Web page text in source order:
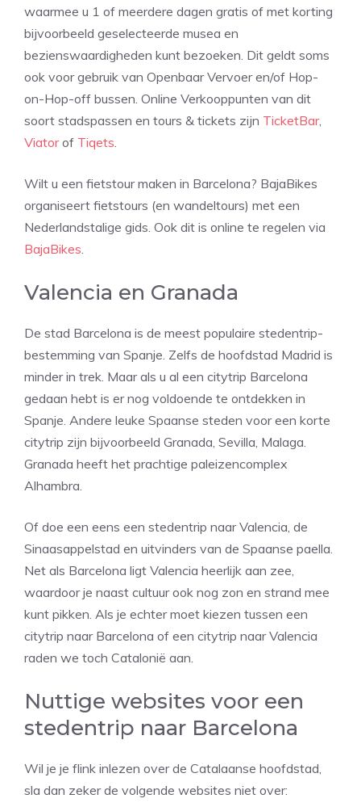
waarmee u 1 of meerdere dagen gratis of met korting
bijvoorbeeld geselecteerde musea en
bezienswaardigheden kunt bezoeken. Dit geldt soms
ook voor gebruik van Openbaar Vervoer en/of Hop-
on-Hop-off bussen. Online Verkooppunten van dit
soort stadspassen en tours & tickets zijn TicketBar,
Viatorof Tiqets
Wilt u een fietstour maken in Barcelona? BajaBikes
organiseert fietstours (en wandeltours) met een
Nederlandstalige gids. Ook dit is online te regelen via
BajaBikes
Valencia en Granada
De stad Barcelona is de meest populaire stedentrip-
bestemming van Spanje. Zelfs de hoofdstad Madrid is
minder in trek. Maar als u al een citytrip Barcelona
gedaan hebt is er nog voldoende te ontdekken in
Spanje. Andere leuke Spaanse steden voor een korte
citytrip zijn bijvoorbeeld Granada, Sevilla, Malaga.
Granada heeft het prachtige paleizencomplex
Alhambra.
Of doe een eens een stedentrip naar Valencia, de
Sinaasappelstad en uitvinders van de Spaanse paella.
Net als Barcelona ligt Valencia heerlijk aan zee,
waardoor je naast cultuur ook nog zon en strand mee
kunt pikken. Als je echter moet kiezen tussen een
citytrip naar Barcelona of een citytrip naar Valencia
raden we toch Catalonië aan.
Nuttige websites voor een
stedentrip naar Barcelona
Wil je je flink inlezen over de Catalaanse hoofdstad,
sla dan zeker de volgende websites niet over: